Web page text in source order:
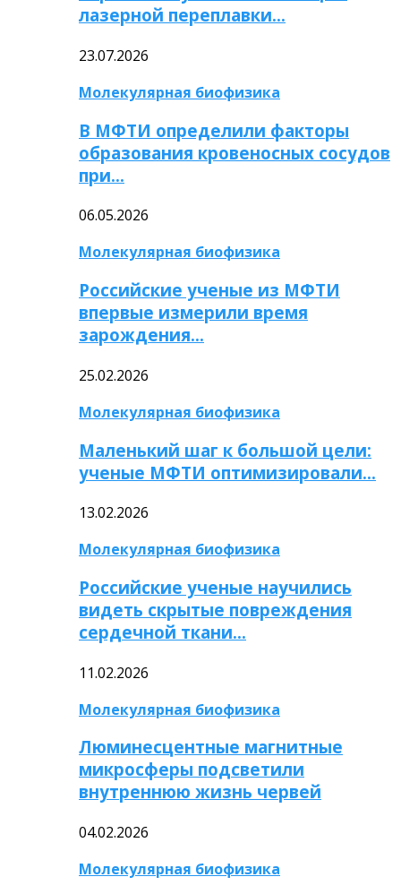
лазерной переплавки…
23.07.2026
Молекулярная биофизика
В МФТИ определили факторы
образования кровеносных сосудов
при…
06.05.2026
Молекулярная биофизика
Российские ученые из МФТИ
впервые измерили время
зарождения…
25.02.2026
Молекулярная биофизика
Маленький шаг к большой цели:
ученые МФТИ оптимизировали…
13.02.2026
Молекулярная биофизика
Российские ученые научились
видеть скрытые повреждения
сердечной ткани…
11.02.2026
Молекулярная биофизика
Люминесцентные магнитные
микросферы подсветили
внутреннюю жизнь червей
04.02.2026
Молекулярная биофизика